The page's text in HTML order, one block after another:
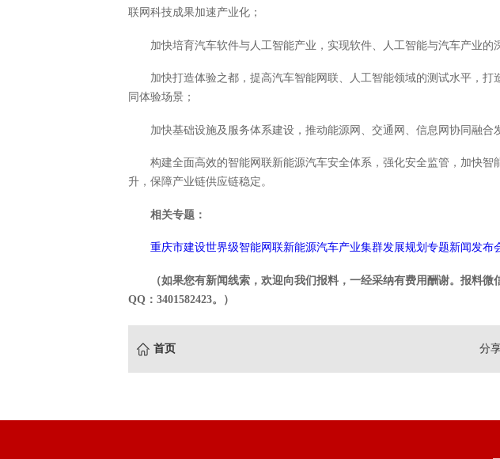
联网科技成果加速产业化；
加快培育汽车软件与人工智能产业，实现软件、人工智能与汽车产业的
加快打造体验之都，提高汽车智能网联、人工智能领域的测试水平，打
同体验场景；
加快基础设施及服务体系建设，推动能源网、交通网、信息网协同融合
构建全面高效的智能网联新能源汽车安全体系，强化安全监管，加快智
升，保障产业链供应链稳定。
相关专题：
重庆市建设世界级智能网联新能源汽车产业集群发展规划专题新闻发布
（如果您有新闻线索，欢迎向我们报料，一经采纳有费用酬谢。报料微
QQ：3401582423。）
首页 分